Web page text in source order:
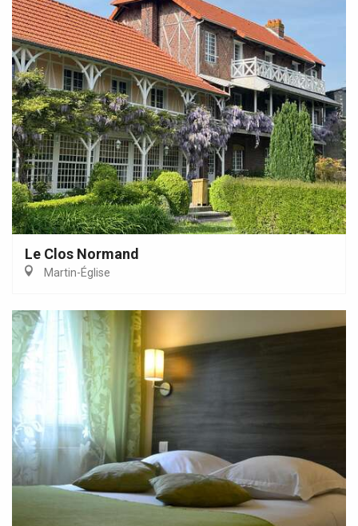
Le Clos Normand
Martin-Église